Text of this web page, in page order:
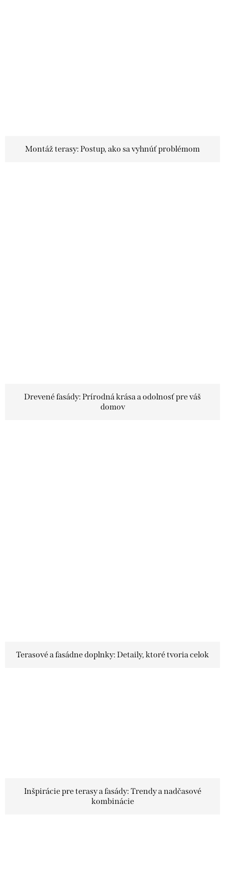
Montáž terasy: Postup, ako sa vyhnúť problémom
Drevené fasády: Prírodná krása a odolnosť pre váš
domov
Terasové a fasádne doplnky: Detaily, ktoré tvoria celok
Inšpirácie pre terasy a fasády: Trendy a nadčasové
kombinácie